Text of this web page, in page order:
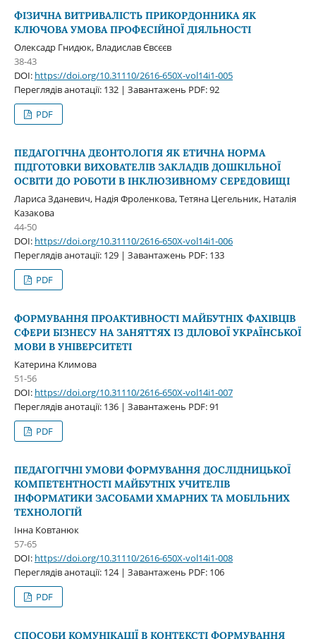
ФІЗИЧНА ВИТРИВАЛІСТЬ ПРИКОРДОННИКА ЯК
КЛЮЧОВА УМОВА ПРОФЕСІЙНОЇ ДІЯЛЬНОСТІ
Олексадр Гнидюк, Владислав Євсєєв
38-43
DOI: https://doi.org/10.31110/2616-650X-vol14i1-005
Переглядів анотації: 132 | Завантажень PDF: 92
PDF
ПЕДАГОГІЧНА ДЕОНТОЛОГІЯ ЯК ЕТИЧНА НОРМА
ПІДГОТОВКИ ВИХОВАТЕЛІВ ЗАКЛАДІВ ДОШКІЛЬНОЇ
ОСВІТИ ДО РОБОТИ В ІНКЛЮЗИВНОМУ СЕРЕДОВИЩІ
Лариса Зданевич, Надія Фроленкова, Тетяна Цегельник, Наталія
Казакова
44-50
DOI: https://doi.org/10.31110/2616-650X-vol14i1-006
Переглядів анотації: 129 | Завантажень PDF: 133
PDF
ФОРМУВАННЯ ПРОАКТИВНОСТІ МАЙБУТНІХ ФАХІВЦІВ
СФЕРИ БІЗНЕСУ НА ЗАНЯТТЯХ ІЗ ДІЛОВОЇ УКРАЇНСЬКОЇ
МОВИ В УНІВЕРСИТЕТІ
Катерина Климова
51-56
DOI: https://doi.org/10.31110/2616-650X-vol14i1-007
Переглядів анотації: 136 | Завантажень PDF: 91
PDF
ПЕДАГОГІЧНІ УМОВИ ФОРМУВАННЯ ДОСЛІДНИЦЬКОЇ
КОМПЕТЕНТНОСТІ МАЙБУТНІХ УЧИТЕЛІВ
ІНФОРМАТИКИ ЗАСОБАМИ ХМАРНИХ ТА МОБІЛЬНИХ
ТЕХНОЛОГІЙ
Інна Ковтанюк
57-65
DOI: https://doi.org/10.31110/2616-650X-vol14i1-008
Переглядів анотації: 124 | Завантажень PDF: 106
PDF
СПОСОБИ КОМУНІКАЦІЇ В КОНТЕКСТІ ФОРМУВАННЯ